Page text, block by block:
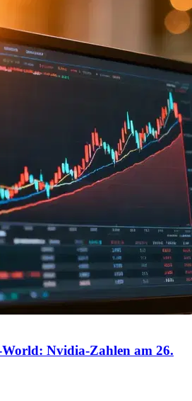
Nvidia-Zahlen am 26.